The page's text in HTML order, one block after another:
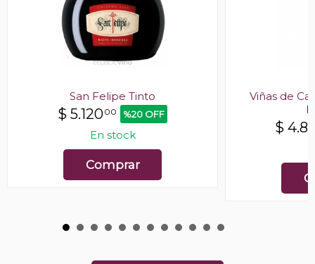
San Felipe Tinto
$ 5.12000 %20 OFF
En stock
Comprar
Viñas de
$